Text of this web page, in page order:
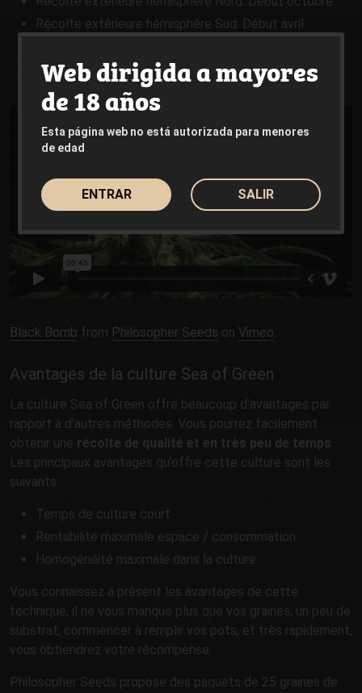
Récolte extérieure hémisphère Sud: Début avril
Production extérieure : 400-600 gr par plante
Black Bomb from Philosopher Seeds on Vimeo.
Avantages de la culture Sea of Green
La culture Sea of Green offre beaucoup d’avantages par
rapport à d’autres méthodes. Vous pourrez facilement
obtenir une récolte de qualité et en très peu de temps.
Les principaux avantages qu’offre cette culture sont les
suivants:
Temps de culture court
Rentabilité maximale espace / consommation
Homogénéité maximale dans la culture
Vous connaissez à présent les avantages de cette
technique, il ne vous manque plus que vos graines, un peu de
substrat, commencer à remplir vos pots, et très rapidement,
vous obtiendrez votre récompense.
Philosopher Seeds propose des paquets de 25 graines de
Web dirigida a mayores
de 18 años
Esta página web no está autorizada para menores
de edad
ENTRAR SALIR